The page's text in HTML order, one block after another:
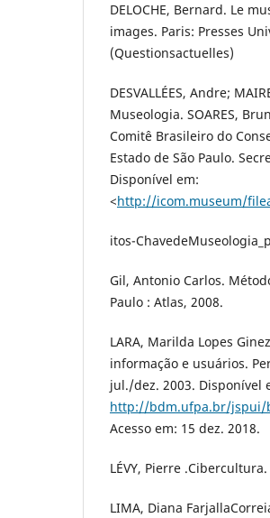
DELOCHE, Bernard. Le
images. Paris: Presses
(Questionsactuelles)
DESVALLÉES, Andre;
Museologia. SOARES,
Comitê Brasileiro do
Estado de São Paulo.
Disponível em:
<http://icom.museum/
itos-
Gil, Antonio Carlos.
Paulo : Atlas, 2008.
LARA, Marilda Lopes
informação e usuários.
jul./dez. 2003. Disponível
http://bdm.ufpa.br/jspui/
Acesso em: 15 dez. 2018.
LÉVY, Pierre
LIMA, Diana